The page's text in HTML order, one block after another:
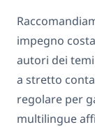
impegno
autori dei
a stretto
regolare per
multilingue